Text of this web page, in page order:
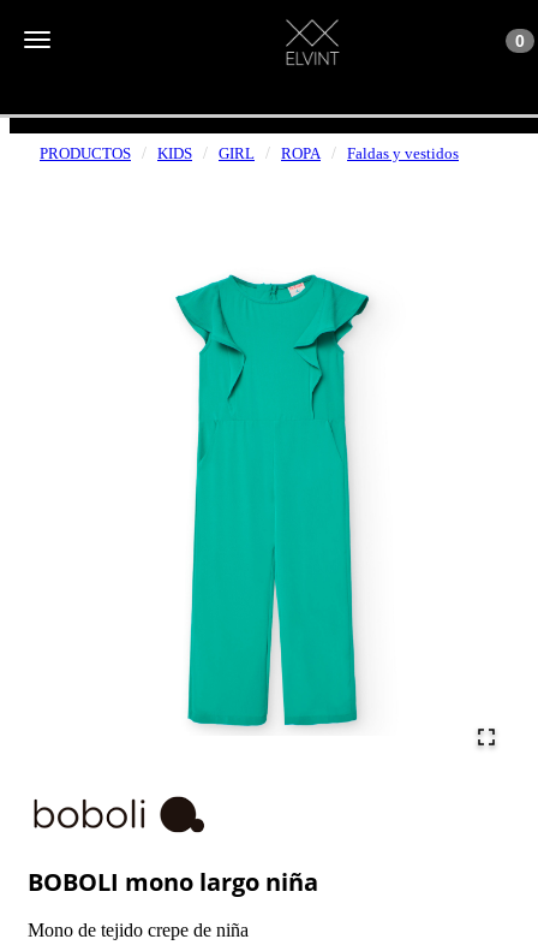
Toggle navigation Toggle
0
ENVÍOS GRATUITOS A PARTIR DE 50€
PRODUCTOS KIDS GIRL ROPA Faldas y vestidos
BOBOLI mono largo niña
Mono de tejido crepe de niña